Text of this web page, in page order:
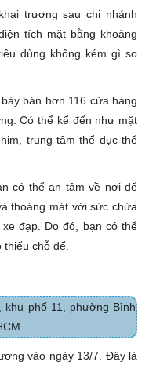
trương sau chi nhánh
tích mặt bằng khoảng
dùng không kém gì so
bán hơn 116 cửa hàng
Có thể kể đến như mặt
trung tâm thể dục thể
có thể an tâm về nơi để
thoáng mát với sức chứa
đạp. Do đó, bạn có thể
chỗ để.
phố 11, phường Bình
vào ngày 13/7. Đây là